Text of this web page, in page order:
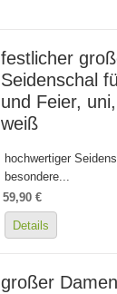
festlicher
Seidenschal
und Feier,
weiß
hochwertiger
besondere...
59,90 €
Details
großer Damen